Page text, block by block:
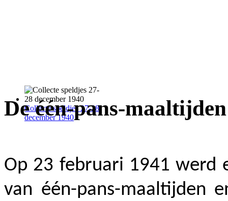
Collecte speldjes 27-28
december 1940
De één-pans-maaltijden
Op 23 februari 1941 werd
van één-pans-maaltijden